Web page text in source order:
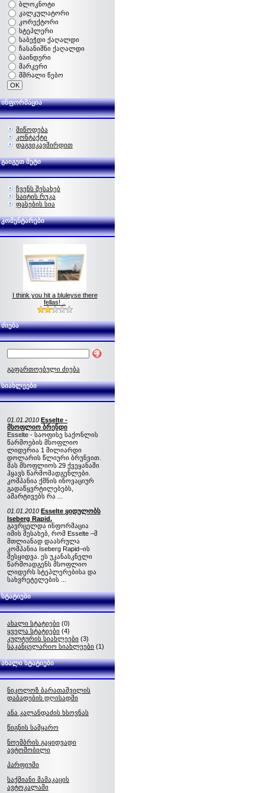
ბლოკნოტი
კალკულატორი
კორექტორი
სტეპლერი
საბეჭდი ქაღალდი
ჩასანიშნი ქაღალდი
ბაინდერი
მარკერი
მშრალი წებო
ინფორმაცია
მიწოდება
კონტაქტი
დაგვიკავშირდით
გაიგეთ მეტი
ჩვენს შესახებ
საიტის რუკა
ფასების სია
კომენტარები
I think you hit a bluleyse there
fellas! ..
ძიება
გაფართოებული ძიება
სიახლეები
01.01.2010 Esselte -
მსოფლიო ბრენდი
Esselte - საოფისე საქონლის
წარმოების მსოფლიო
ლიდერია 1 მილიარდი
დოლარის წლიური ბრუნვით.
მას მსოფლიოს 29 ქვეყანაში
ჰყავს წარმომადგენლები.
კომპანია ქმნის ინოვაციურ
გადაწყვრტილებებს,
ამარტივებს რა ...
01.01.2010 Esselte ყიდულობს
Iseberg Rapid.
გავრცელდა ინფორმაცია
იმის შესახებ, რომ Esselte –მ
მთლიანად დაასრულა
კომპანია Iseberg Rapid–ის
შესყიდვა. ეს უკანასკნელი
წარმოადგენს მსოფლიო
ლიდერს სტეპლერებისა და
სახვრეტელების ...
სტატიები
ახალი სტატიები (0)
ყველა სტატიები (4)
კულტურის სიახლეები (3)
საკანცელარიო სიახლეები (1)
ახალი სტატიები
ნიკოლოზ ბარათაშვილის
დაბადების დღისადმი
ანა კალანდაძის ხსოვნას
წიგნის სამყარო
ნოემბრის გაყიდვადი
ავტომობილი
პარფიუმი
საქმიანი მამაკაცის
ავტოკალამი